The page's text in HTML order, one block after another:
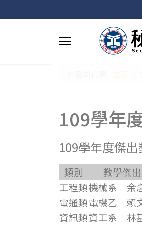
109學年
109學年度傑出
類別 教學傑
工程類機械系 余
電通類電機乙 賴
資訊類資工系 林